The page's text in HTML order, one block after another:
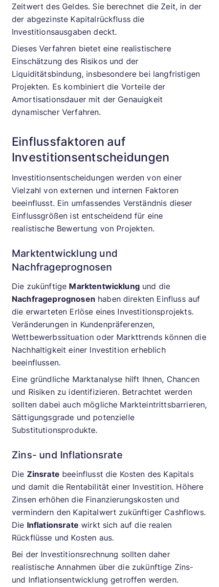
Zeitwert des Geldes. Sie berechnet die Zeit, in der
der abgezinste Kapitalrückfluss die
Investitionsausgaben deckt.
Dieses Verfahren bietet eine realistischere
Einschätzung des Risikos und der
Liquiditätsbindung, insbesondere bei langfristigen
Projekten. Es kombiniert die Vorteile der
Amortisationsdauer mit der Genauigkeit
dynamischer Verfahren.
Einflussfaktoren auf
Investitionsentscheidungen
Investitionsentscheidungen werden von einer
Vielzahl von externen und internen Faktoren
beeinflusst. Ein umfassendes Verständnis dieser
Einflussgrößen ist entscheidend für eine
realistische Bewertung von Projekten.
Marktentwicklung und
Nachfrageprognosen
Die zukünftige Marktentwicklungund die
Nachfrageprognosen haben direkten Einfluss auf
die erwarteten Erlöse eines Investitionsprojekts.
Veränderungen in Kundenpräferenzen,
Wettbewerbssituation oder Markttrends können die
Nachhaltigkeit einer Investition erheblich
beeinflussen.
Eine gründliche Marktanalyse hilft Ihnen, Chancen
und Risiken zu identifizieren. Betrachtet werden
sollten dabei auch mögliche Markteintrittsbarrieren,
Sättigungsgrade und potenzielle
Substitutionsprodukte.
Zins- und Inflationsrate
Die Zinsrate beeinflusst die Kosten des Kapitals
und damit die Rentabilität einer Investition. Höhere
Zinsen erhöhen die Finanzierungskosten und
vermindern den Kapitalwert zukünftiger Cashflows.
Die Inflationsrate wirkt sich auf die realen
Rückflüsse und Kosten aus.
Bei der Investitionsrechnung sollten daher
realistische Annahmen über die zukünftige Zins-
und Inflationsentwicklung getroffen werden.